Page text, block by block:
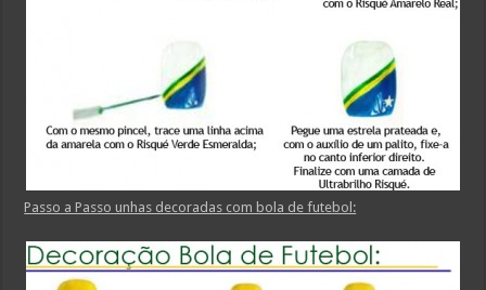
Passo a Passo unhas decoradas com bola de futebol: